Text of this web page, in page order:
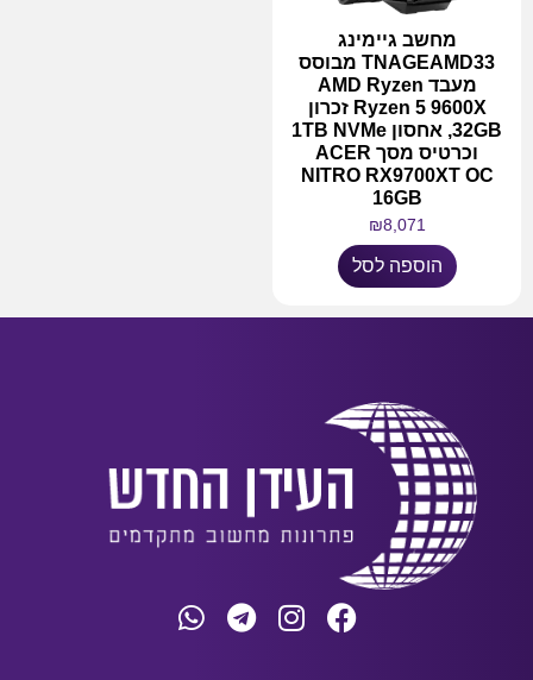
מחשב גיימינג
TNAGEAMD33 מבוסס
מעבד AMD Ryzen
Ryzen 5 9600X זכרון
32GB, אחסון 1TB NVMe
וכרטיס מסך ACER
NITRO RX9700XT OC
16GB
₪8,071
הוספה לסל